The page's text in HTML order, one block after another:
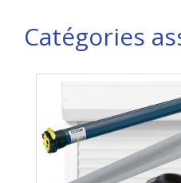
Catégories